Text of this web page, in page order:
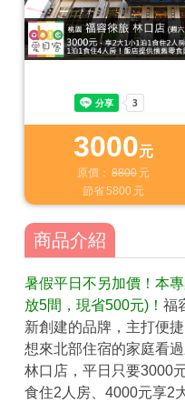
APP下載
3000元
原價： 8800元
節省5800 元
商品介紹
暑假平日不另加價！本
放5間，現省500元)！ 福
新創建的品牌，主打便
想來北部住宿的家庭看
林口店，平日只要3000
食住2人房、4000元享2